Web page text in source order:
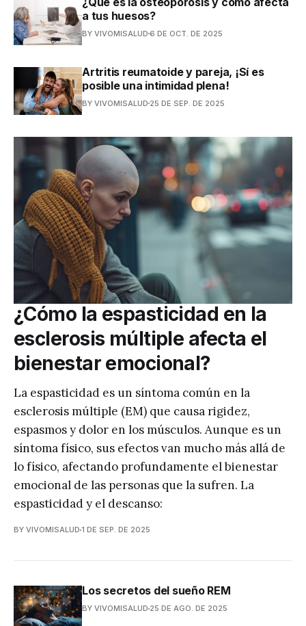
a tus huesos?
BY VIVOMISALUD 6 DE OCT. DE 2025
Artritis reumatoide y pareja, ¡Sí es
posible una intimidad plena!
BY VIVOMISALUD 25 DE SEP. DE 2025
¿Cómo la espasticidad en la
esclerosis múltiple afecta el
bienestar emocional?
La espasticidad es un síntoma común en la
esclerosis múltiple (EM) que causa rigidez,
espasmos y dolor en los músculos. Aunque es un
síntoma físico, sus efectos van mucho más allá de
lo físico, afectando profundamente el bienestar
emocional de las personas que la sufren. La
espasticidad y el descanso:
BY VIVOMISALUD 1 DE SEP. DE 2025
Los secretos del sueño REM
BY VIVOMISALUD 25 DE AGO. DE 2025